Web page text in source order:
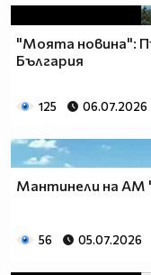
"Моята новина":
България
125 06.07.2026
Мантинели на АМ
56 05.07.2026